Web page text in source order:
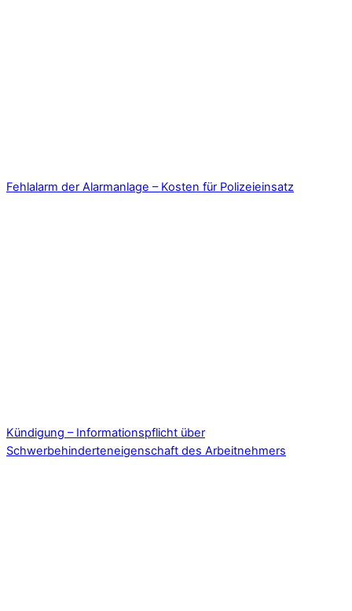
Fehlalarm der Alarmanlage – Kosten für Polizeieinsatz
Kündigung – Informationspflicht über
Schwerbehinderteneigenschaft des Arbeitnehmers